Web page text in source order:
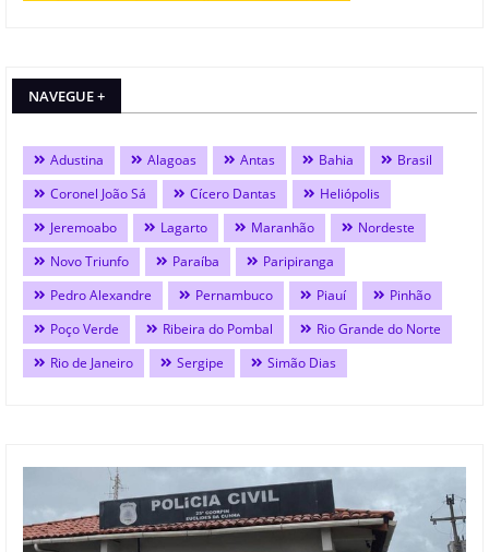
NAVEGUE +
Adustina Alagoas Antas Bahia
Brasil
Coronel João Sá
Cícero Dantas
Heliópolis
Jeremoabo
Lagarto Maranhão
Nordeste
Novo Triunfo
Paraíba
Paripiranga
Pedro Alexandre
Pernambuco Piauí
Pinhão
Poço Verde
Ribeira do Pombal
Rio Grande do Norte
Rio de Janeiro
Sergipe Simão Dias